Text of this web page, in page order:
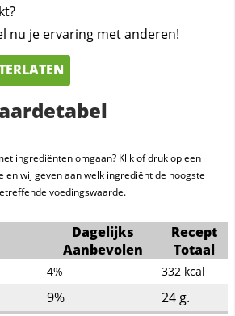
nu je ervaring met anderen!
ingrediënten omgaan? Klik of druk op een
en wij geven aan welk ingrediënt de hoogste
voedingswaarde.
Dagelijks
Aanbevolen
Recept
Totaal
4% 332 kcal
9% 24 g.